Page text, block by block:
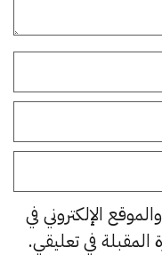
الإلكتروني في
في تعليقي.